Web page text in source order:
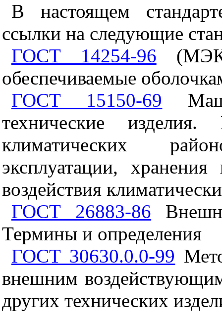
В настоящем
ссылки на следующие
ГОСТ 14254-96 (МЭК
обеспечиваемые
ГОСТ 15150-69
технические
климатических
эксплуатации,
воздействия
ГОСТ 26883-86
Термины и определения
ГОСТ 30630.0.0-99
внешним
других технических